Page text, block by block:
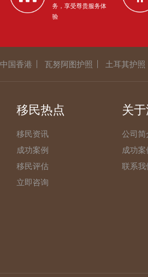
务，享受尊贵服务体
验
中国香港 瓦努阿图护照 土耳其护照
移民热点
移民资讯
成功案例
移民评估
立即咨询
关
公司简
成功案
联系我